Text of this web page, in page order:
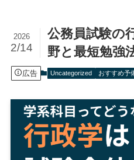
公務員試験の
野と最短勉強
2026
2/14
広告 Uncategorized おすすめ予